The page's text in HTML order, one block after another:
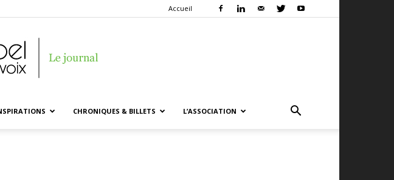
Accueil
CHRONIQUES & BILLETS L’ASSOCIATION